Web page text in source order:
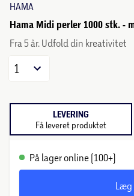
HAMA
Hama Midi perler 1000 stk. -
Fra 5 år. Udfold din kreativitet
1
LEVERING
Få leveret produktet
På lager online (100+)
Læg